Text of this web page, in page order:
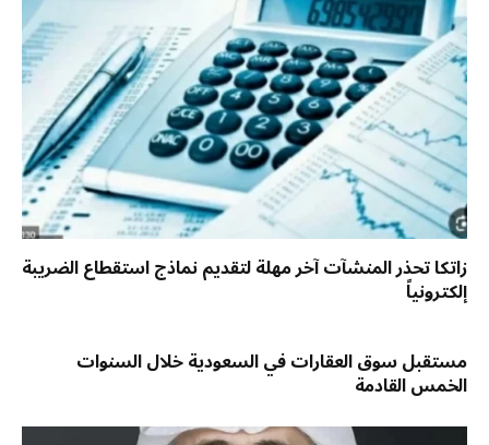
زاتكا تحذر المنشآت آخر مهلة لتقديم نماذج استقطاع الضريبة
إلكترونياً
مستقبل سوق العقارات في السعودية خلال السنوات
الخمس القادمة